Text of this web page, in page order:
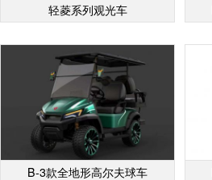
轻菱系列观光车
B-3款全地形高尔夫球车